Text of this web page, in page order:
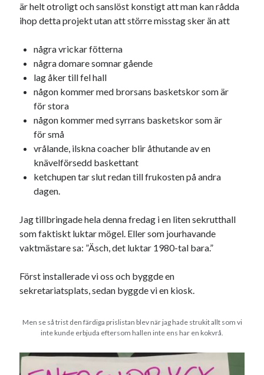
20 21 22 23 24 25 26
« apr jun »
Sök
Kategorier
Kategorier
Etiketter
#blogg100 allmänbildning
barnen basket
England fest film fotboll
jobb
Julkalenderfacit Julkalendern
är helt otroligt och sanslöst konstigt att man kan rådda
ihop detta projekt utan att större misstag sker än att
några vrickar fötterna
några domare somnar gående
lag åker till fel hall
någon kommer med brorsans basketskor som är
för stora
någon kommer med syrrans basketskor som är
för små
vrålande, ilskna coacher blir åthutande av en
knävelförsedd baskettant
ketchupen tar slut redan till frukosten på andra
dagen.
Jag tillbringade hela denna fredag i en liten sekrutthall
som faktiskt luktar mögel. Eller som jourhavande
vaktmästare sa: ”Äsch, det luktar 1980-tal bara.”
Först installerade vi oss och byggde en
sekretariatsplats, sedan byggde vi en kiosk.
Men se så trist den färdiga prislistan blev när jag hade strukit allt som vi
inte kunde erbjuda eftersom hallen inte ens har en kokvrå.